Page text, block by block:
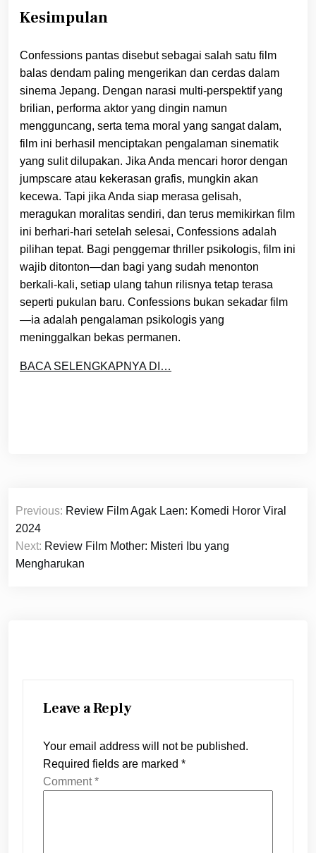
Kesimpulan
Confessions pantas disebut sebagai salah satu film
balas dendam paling mengerikan dan cerdas dalam
sinema Jepang. Dengan narasi multi-perspektif yang
brilian, performa aktor yang dingin namun
mengguncang, serta tema moral yang sangat dalam,
film ini berhasil menciptakan pengalaman sinematik
yang sulit dilupakan. Jika Anda mencari horor dengan
jumpscare atau kekerasan grafis, mungkin akan
kecewa. Tapi jika Anda siap merasa gelisah,
meragukan moralitas sendiri, dan terus memikirkan film
ini berhari-hari setelah selesai, Confessions adalah
pilihan tepat. Bagi penggemar thriller psikologis, film ini
wajib ditonton—dan bagi yang sudah menonton
berkali-kali, setiap ulang tahun rilisnya tetap terasa
seperti pukulan baru. Confessions bukan sekadar film
—ia adalah pengalaman psikologis yang
meninggalkan bekas permanen.
BACA SELENGKAPNYA DI…
Post
navigation
Previous: Review Film Agak Laen: Komedi Horor Viral
2024
Next: Review Film Mother: Misteri Ibu yang
Mengharukan
Leave a Reply
Your email address will not be published.
Required fields are marked *
Comment*